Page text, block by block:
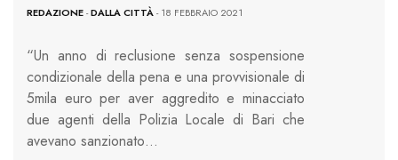
REDAZIONE-DALLA CITTÀ- 18 FEBBRAIO 2021
“Un anno di reclusione senza sospensione
condizionale della pena e una provvisionale di
5mila euro per aver aggredito e minacciato
due agenti della Polizia Locale di Bari che
avevano sanzionato…